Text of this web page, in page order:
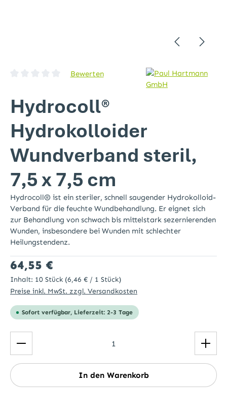
Durchschnittliche Bewertung von 0 von 5 Sternen
Bewerten
Hydrocoll®
Hydrokolloider
Wundverband steril,
7,5 x 7,5 cm
Hydrocoll® ist ein steriler, schnell saugender Hydrokolloid-
Verband für die feuchte Wundbehandlung. Er eignet sich
zur Behandlung von schwach bis mittelstark sezernierenden
Wunden, insbesondere bei Wunden mit schlechter
Heilungstendenz.
Regulärer Preis:
64,55 €
Inhalt: 10 Stück (6,46 € / 1 Stück)
Preise inkl. MwSt. zzgl. Versandkosten
Sofort verfügbar, Lieferzeit: 2-3 Tage
Produkt Anzahl: Gib den gewünschten Wert ein
In den Warenkorb